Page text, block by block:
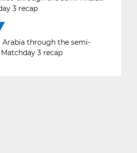
3 recap
Arabia through the semi-
3 recap